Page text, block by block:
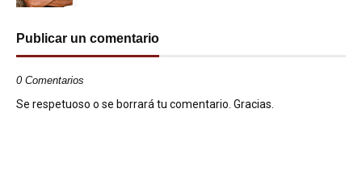
Publicar un comentario
0 Comentarios
Se respetuoso o se borrará tu comentario. Gracias.